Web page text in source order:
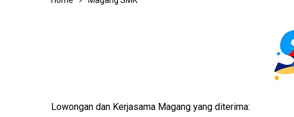
Lowongan dan Kerjasama Magang yang diterima: